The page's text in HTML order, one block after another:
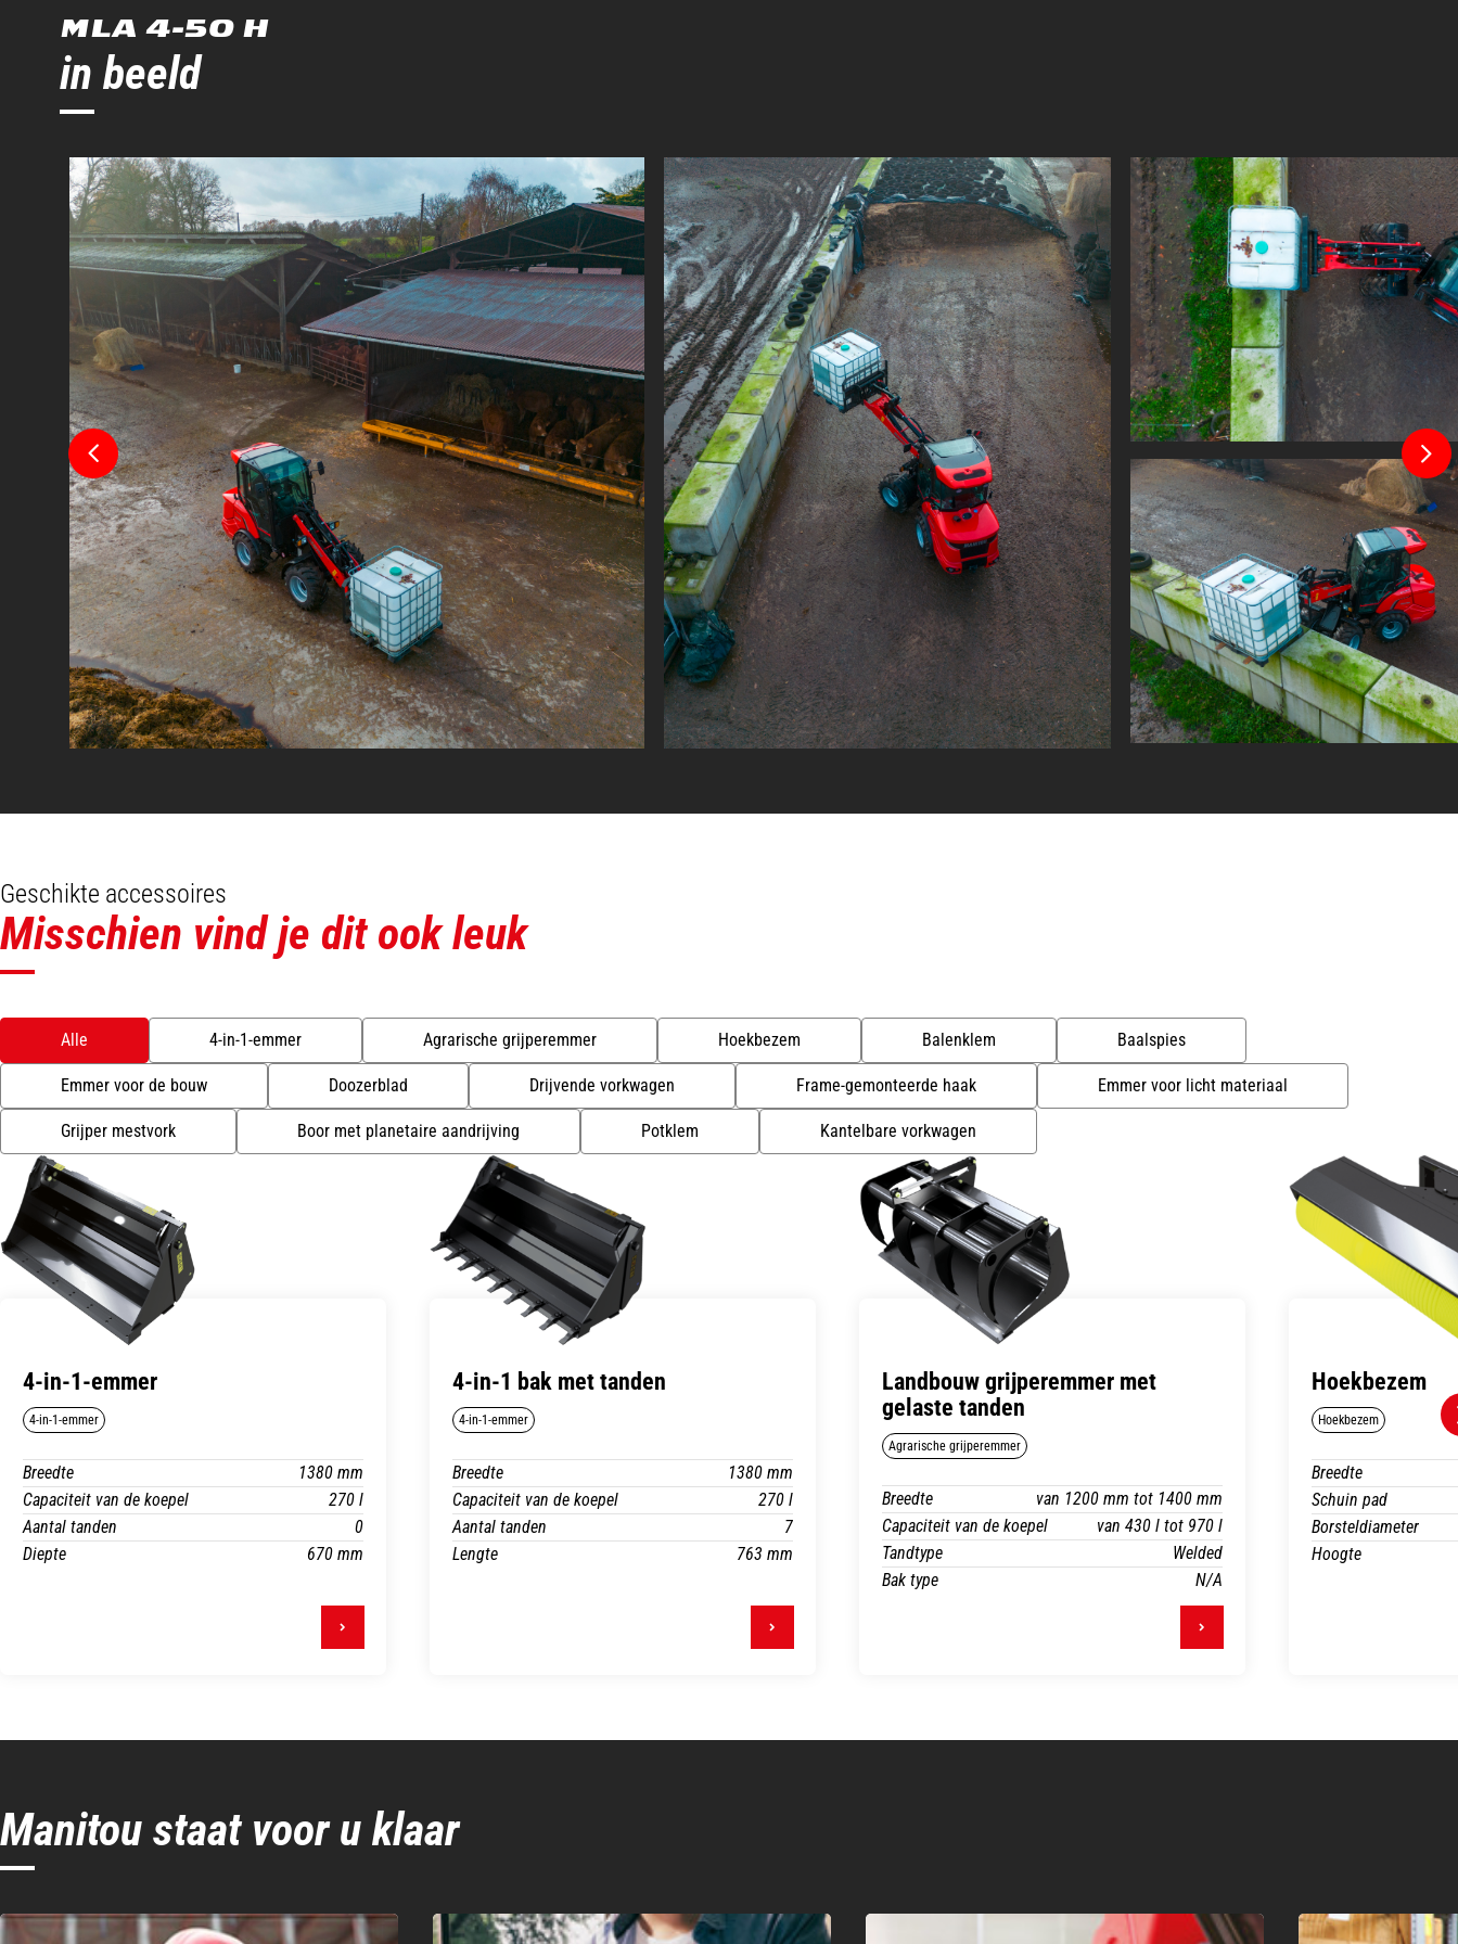
Totale lengte met bak
Totale breedte zonder bak
Overhanging achteraan
1120 mm
Dumphoek - Volledig omhoog
42 °
Dumphoogte - volledig omhoog
2126 mm
Maximale terugrolhoek - volledig omhoog
48 °
Graafpositie
-79 mm
Bodemvrijheid machine
320 mm
Radius vrije ruimte - vooraan met kuip
3246 mm
Vrije straal - Minder bak
2767 mm
Grondvlak tot hoogte rand van de bak
2655 mm
Profielbreedte (wielkern)
836 mm
Vrije ruimte bij draaien hulpstuk
103 mm
Hoogte vanaf de grond tot het midden van de as
214 mm
Bakbreedte
1520 mm
Midden voorwiel tot spilpen
669 mm
Hoogte tot scharnierpen - volledig verhoogd
2900 mm
MLA 4-50 H
in beeld
Geschikte accessoires
Misschien vind je dit ook leuk
Alle 4-in-1-emmer Agrarische grijperemmer Hoekbezem Balenklem Baalspies
Emmer voor de bouw Doozerblad Drijvende vorkwagen Frame-gemonteerde haak Emmer voor licht materiaal
Grijper mestvork Boor met planetaire aandrijving Potklem Kantelbare vorkwagen
4-in-1-emmer
4-in-1-emmer
Breedte
1380 mm
Capaciteit van de koepel
270 l
Aantal tanden
0
Diepte
670 mm
4-in-1 bak met tanden
4-in-1-emmer
Breedte
1380 mm
Capaciteit van de koepel
270 l
Aantal tanden
7
Lengte
763 mm
Landbouw grijperemmer met
gelaste tanden
Agrarische grijperemmer
Breedte
van 1200 mm tot 1400 mm
Capaciteit van de koepel
van 430 l tot 970 l
Tandtype
Welded
Bak type
N/A
Hoekbezem
Hoekbezem
Breedte
Schuin pad
Borsteldiameter
Hoogte
Manitou staat voor u klaar